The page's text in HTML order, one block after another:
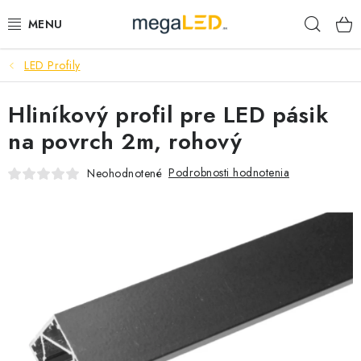
na
PRIEMYSEL
SVIETIDLÁ
ŽIAROVKY A TRUBICE
SAMSUNG SVIETIDLÁ
LED Profily
Hliníkový profil pre LED pásik
na povrch 2m, rohový
Neohodnotené Podrobnosti hodnotenia